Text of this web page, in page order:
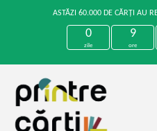
ASTĂZI 60.000 DE CĂRȚI AU
0
zile
9
ore